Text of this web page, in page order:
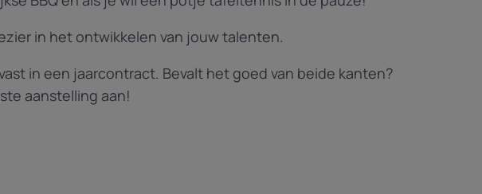
in het ontwikkelen van jouw talenten.
in een jaarcontract. Bevalt het goed van beide kanten?
aanstelling aan!